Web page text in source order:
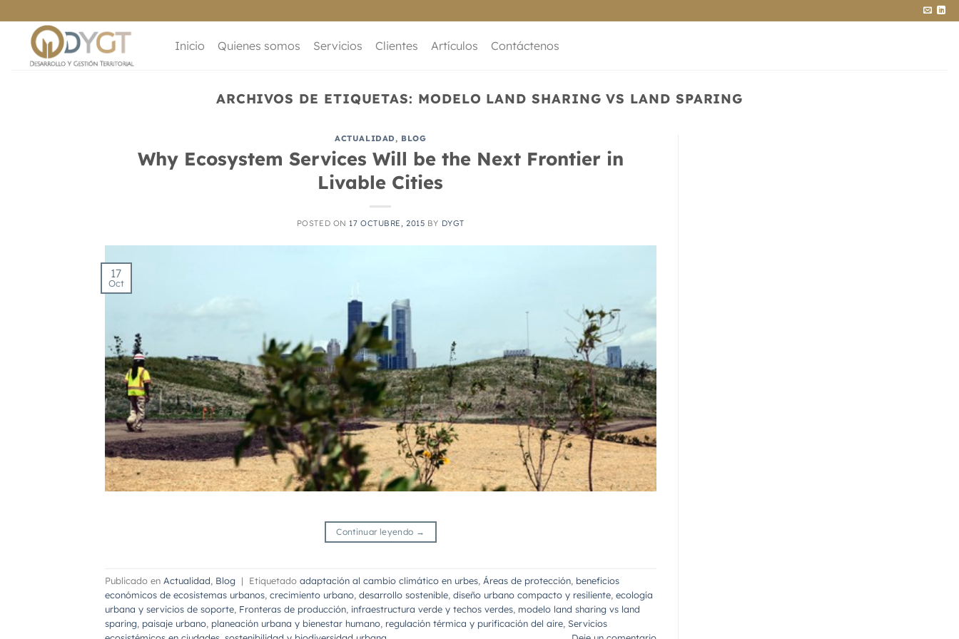
al
contenido
Inicio Quienes somos Servicios Clientes Artículos Contáctenos
ARCHIVOS DE ETIQUETAS: MODELO LAND SHARING VS LAND SPARING
ACTUALIDAD, BLOG
Why Ecosystem Services Will be the Next Frontier in
Livable Cities
POSTED ON 17 OCTUBRE, 2015 BY DYGT
17
Oct
Continuar leyendo →
Publicado en Actualidad, Blog | Etiquetado adaptación al cambio climático en urbes, Áreas de protección, beneficios
económicos de ecosistemas urbanos, crecimiento urbano, desarrollo sostenible, diseño urbano compacto y resiliente, ecología
urbana y servicios de soporte, Fronteras de producción, infraestructura verde y techos verdes, modelo land sharing vs land
sparing, paisaje urbano, planeación urbana y bienestar humano, regulación térmica y purificación del aire, Servicios